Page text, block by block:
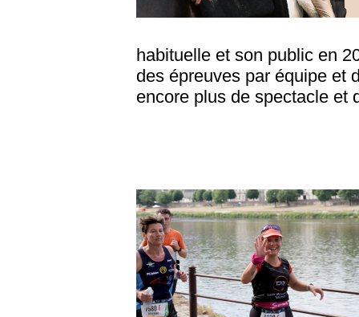
habituelle et son public en
des épreuves par équipe et
encore plus de spectacle et